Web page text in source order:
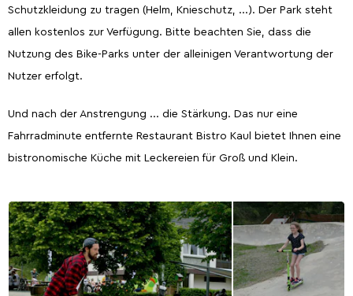
Schutzkleidung zu tragen (Helm, Knieschutz, ...). Der Park steht
allen kostenlos zur Verfügung. Bitte beachten Sie, dass die
Nutzung des Bike-Parks unter der alleinigen Verantwortung der
Nutzer erfolgt.
Und nach der Anstrengung ... die Stärkung. Das nur eine
Fahrradminute entfernte Restaurant Bistro Kaul bietet Ihnen eine
bistronomische Küche mit Leckereien für Groß und Klein.